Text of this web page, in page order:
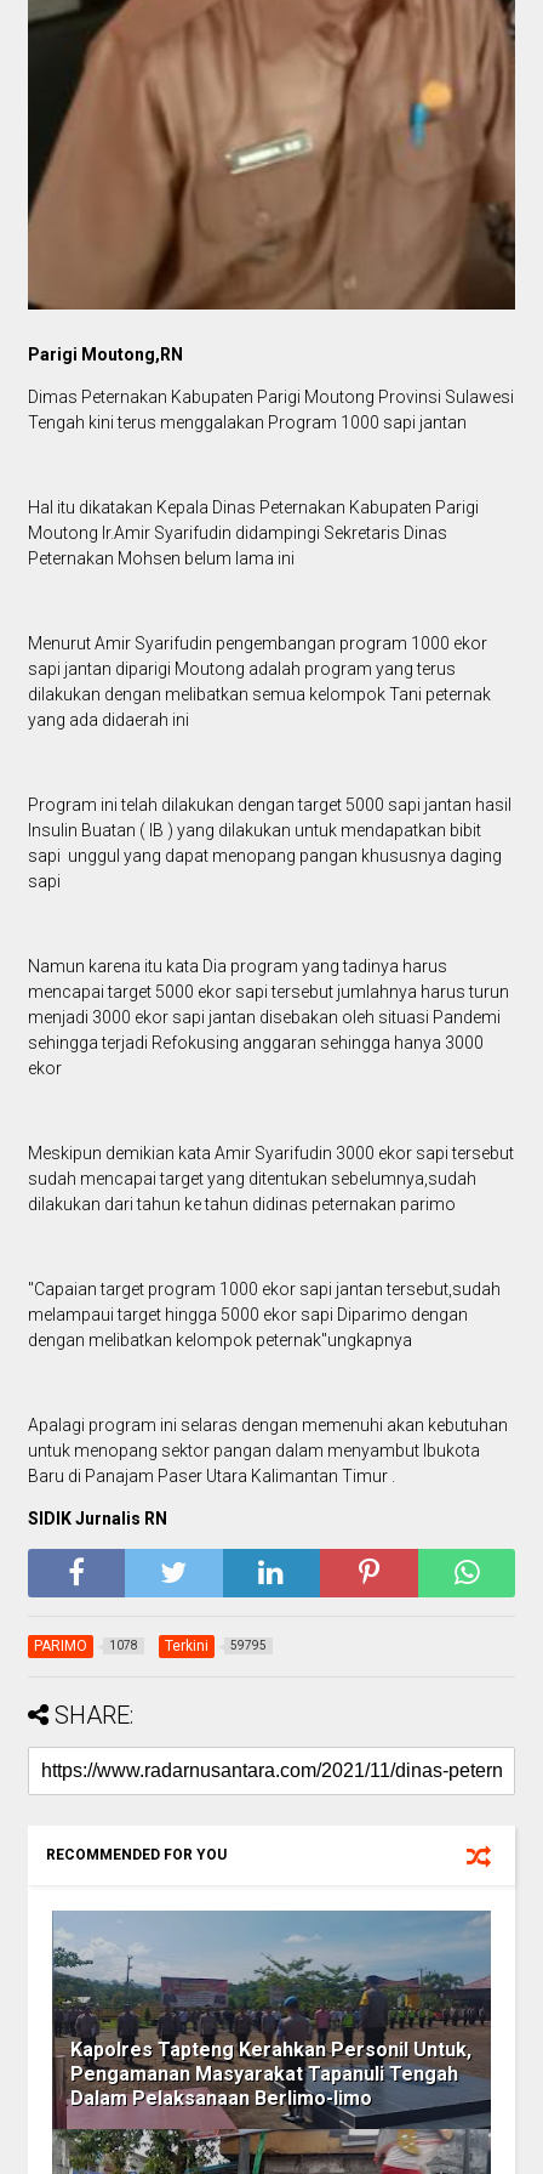
Parigi Moutong,RN
Dimas Peternakan Kabupaten Parigi Moutong Provinsi Sulawesi
Tengah kini terus menggalakan Program 1000 sapi jantan
Hal itu dikatakan Kepala Dinas Peternakan Kabupaten Parigi
Moutong Ir.Amir Syarifudin didampingi Sekretaris Dinas
Peternakan Mohsen belum lama ini
Menurut Amir Syarifudin pengembangan program 1000 ekor
sapi jantan diparigi Moutong adalah program yang terus
dilakukan dengan melibatkan semua kelompok Tani peternak
yang ada didaerah ini
Program ini telah dilakukan dengan target 5000 sapi jantan hasil
Insulin Buatan ( IB ) yang dilakukan untuk mendapatkan bibit
sapi unggul yang dapat menopang pangan khususnya daging
sapi
Namun karena itu kata Dia program yang tadinya harus
mencapai target 5000 ekor sapi tersebut jumlahnya harus turun
menjadi 3000 ekor sapi jantan disebakan oleh situasi Pandemi
sehingga terjadi Refokusing anggaran sehingga hanya 3000
ekor
Meskipun demikian kata Amir Syarifudin 3000 ekor sapi tersebut
sudah mencapai target yang ditentukan sebelumnya,sudah
dilakukan dari tahun ke tahun didinas peternakan parimo
"Capaian target program 1000 ekor sapi jantan tersebut,sudah
melampaui target hingga 5000 ekor sapi Diparimo dengan
dengan melibatkan kelompok peternak"ungkapnya
Apalagi program ini selaras dengan memenuhi akan kebutuhan
untuk menopang sektor pangan dalam menyambut Ibukota
Baru di Panajam Paser Utara Kalimantan Timur .
SIDIK Jurnalis RN
PARIMO 1078 Terkini 59795
SHARE:
RECOMMENDED FOR YOU
Kapolres Tapteng Kerahkan Personil Untuk,
Pengamanan Masyarakat Tapanuli Tengah
Dalam Pelaksanaan Berlimo-limo